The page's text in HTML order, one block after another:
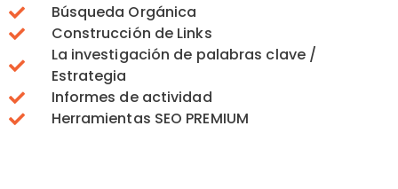
Búsqueda Orgánica
Construcción de Links
La investigación de palabras clave /
Estrategia
Informes de actividad
Herramientas SEO PREMIUM